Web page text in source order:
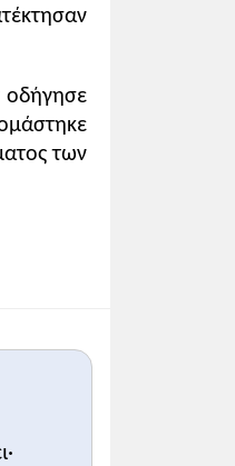
οδήγησε
των